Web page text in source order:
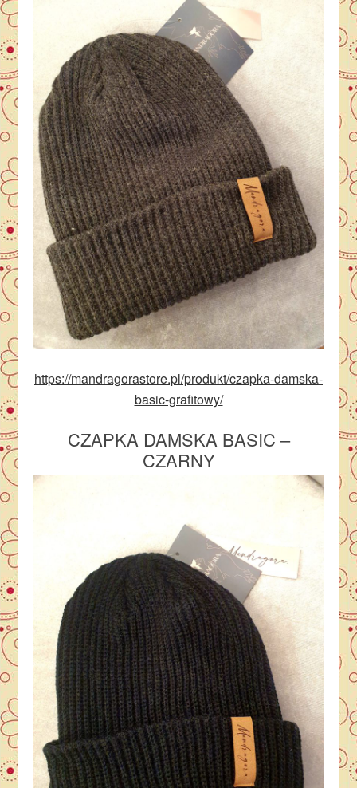
https://mandragorastore.pl/produkt/czapka-damska-
basic-grafitowy/
CZAPKA DAMSKA BASIC –
CZARNY